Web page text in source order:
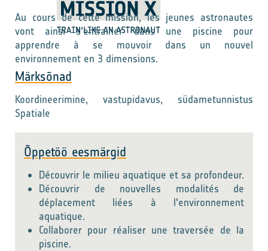
Au cours de cette mission, les jeunes astronautes
vont ainsi s'entrainer dans une piscine pour
apprendre à se mouvoir dans un nouvel
environnement en 3 dimensions.
Märksõnad
Koordineerimine, vastupidavus, südametunnistus
Spatiale
Õppetöö eesmärgid
Découvrir le milieu aquatique et sa profondeur.
Découvrir de nouvelles modalités de
déplacement liées à l'environnement
aquatique.
Collaborer pour réaliser une traversée de la
piscine.